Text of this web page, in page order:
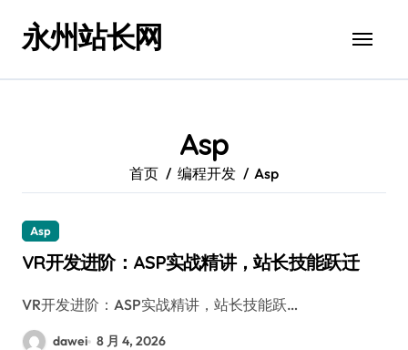
永州站长网
Asp
首页 编程开发 Asp
Asp
VR开发进阶：ASP实战精讲，站长技能跃迁
VR开发进阶：ASP实战精讲，站长技能跃…
dawei 8 月 4, 2026